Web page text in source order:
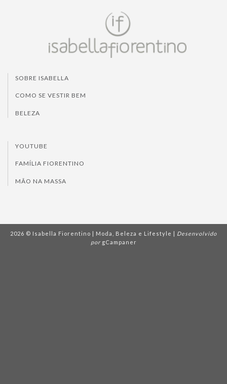
SOBRE ISABELLA
COMO SE VESTIR BEM
BELEZA
YOUTUBE
FAMÍLIA FIORENTINO
MÃO NA MASSA
2026 © Isabella Fiorentino | Moda, Beleza e Lifestyle | Desenvolvido
por gCampaner